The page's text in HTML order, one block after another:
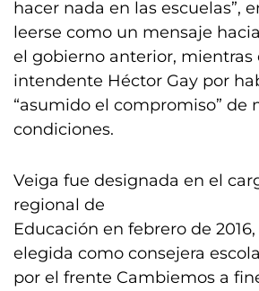
hacer nada en las escuelas”,
leerse como un mensaje hacia
el gobierno anterior, mientras
intendente Héctor Gay por
“asumido el compromiso” de
condiciones.
Veiga fue designada en el
regional de
Educación en febrero de
elegida como consejera
por el frente Cambiemos a